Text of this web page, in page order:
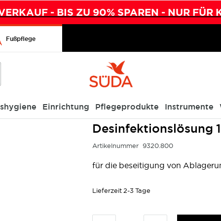
- BIS ZU 90% SPAREN - NUR FÜR
Fußpflege
Einrichtung Pflegeprodukte Instrumente
Desinfektionslösung
Artikelnummer 9320.800
für die beseitigung von
Lieferzeit 2-3 Tage